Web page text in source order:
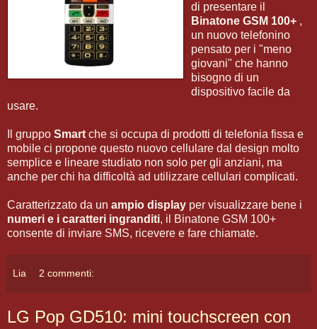
di presentare il
Binatone GSM 100+ ,
un nuovo telefonino
pensato per i "meno
giovani" che hanno
bisogno di un
dispositivo facile da
usare.
Il gruppo Smart che si occupa di prodotti di telefonia fissa e
mobile ci propone questo nuovo cellulare dal design molto
semplice e lineare studiato non solo per gli anziani, ma
anche per chi ha difficoltà ad utilizzare cellulari complicati.
Caratterizzato da un ampio display per visualizzare bene i
numeri e i caratteri ingranditi, il Binatone GSM 100+
consente di inviare SMS, ricevere e fare chiamate.
Lia 2 commenti:
LG Pop GD510: mini touchscreen con